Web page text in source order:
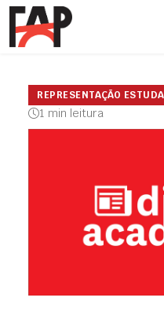
REPRESENTAÇÃO
1 min leitura